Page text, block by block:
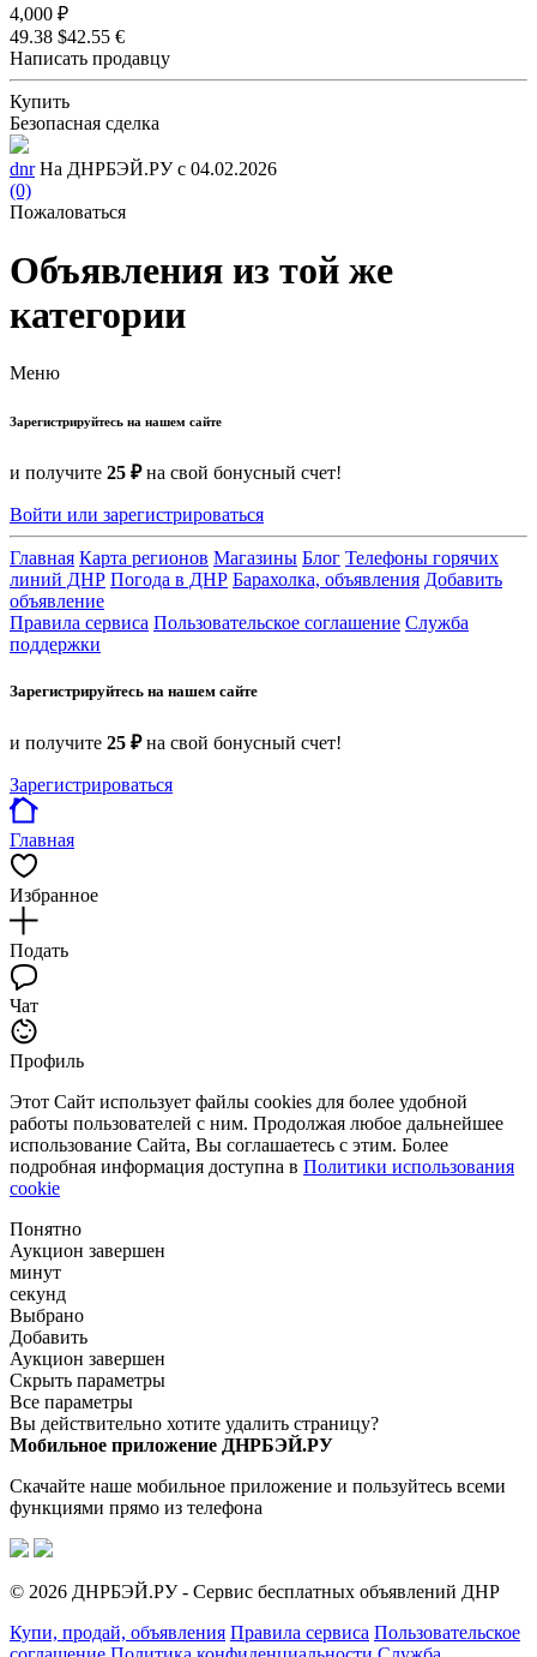
4,000 ₽
49.38 $42.55 €
Написать продавцу
Купить
Безопасная сделка
dnr На ДНРБЭЙ.РУ с 04.02.2026
(0)
Пожаловаться
Объявления из той же
категории
Меню
Зарегистрируйтесь на нашем сайте
и получите 25 ₽на свой бонусный счет!
Войти или зарегистрироваться
Главная Карта регионов Магазины Блог Телефоны горячих
линий ДНР Погода в ДНР Барахолка, объявления Добавить
объявление
Правила сервиса Пользовательское соглашение Служба
поддержки
Зарегистрируйтесь на нашем сайте
и получите 25 ₽на свой бонусный счет!
Зарегистрироваться
Главная
Избранное
Подать
Чат
Профиль
Этот Сайт использует файлы cookies для более удобной
работы пользователей с ним. Продолжая любое дальнейшее
использование Сайта, Вы соглашаетесь с этим. Более
подробная информация доступна в Политики использования
cookie
Понятно
Аукцион завершен
минут
секунд
Выбрано
Добавить
Аукцион завершен
Скрыть параметры
Все параметры
Вы действительно хотите удалить страницу?
Мобильное приложение ДНРБЭЙ.РУ
Скачайте наше мобильное приложение и пользуйтесь всеми
функциями прямо из телефона
© 2026 ДНРБЭЙ.РУ - Сервис бесплатных объявлений ДНР
Купи, продай, объявления Правила сервиса Пользовательское